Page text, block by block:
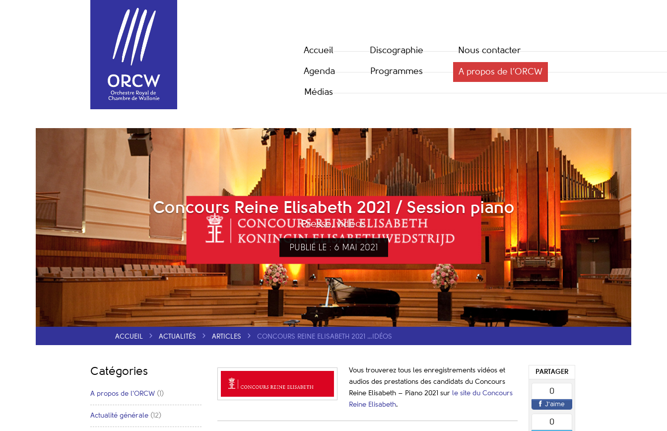
Accueil
Agenda
Médias
Discographie
Programmes
Nous contacter
A propos de l’ORCW
Concours Reine Elisabeth 2021 / Session piano
Presse, vidéos
PUBLIÉ LE : 6 MAI 2021
ACCUEIL ACTUALITÉS ARTICLES CONCOURS REINE ELISABETH 2021 …IDÉOS
Vous trouverez tous les enregistrements vidéos et
audios des prestations des candidats du Concours
Reine Elisabeth – Piano 2021 surle site du Concours
Reine Elisabeth.
PARTAGER
0
J'aime
0
Catégories
A propos de l'ORCW (1)
Actualité générale (12)